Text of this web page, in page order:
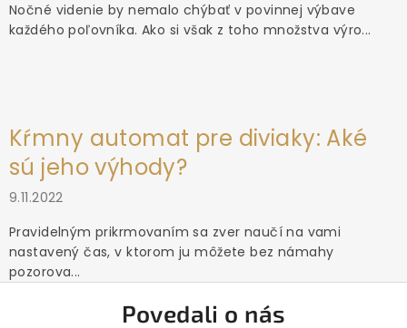
Nočné videnie by nemalo chýbať v povinnej výbave
každého poľovníka. Ako si však z toho množstva výro...
Kŕmny automat pre diviaky: Aké
sú jeho výhody?
9.11.2022
Pravidelným prikrmovaním sa zver naučí na vami
nastavený čas, v ktorom ju môžete bez námahy
pozorova...
Povedali o nás